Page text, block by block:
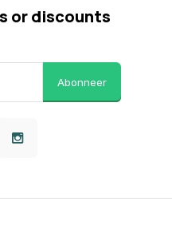
or discounts
Abonneer